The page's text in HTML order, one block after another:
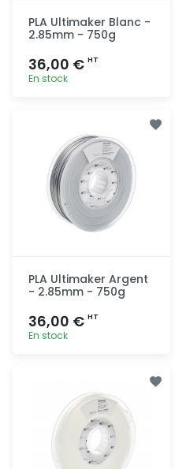
PLA Ultimaker Blanc -
2.85mm - 750g
36,00 € HT
En stock
PLA Ultimaker Argent
- 2.85mm - 750g
36,00 € HT
En stock